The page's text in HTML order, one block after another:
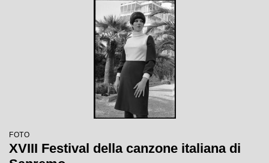
FOTO
XVIII Festival della canzone italiana di